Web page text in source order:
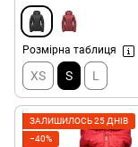
Розмірна таблиця
XS S L
ЗАЛИШИЛОСЬ 25 ДНІВ
−40%